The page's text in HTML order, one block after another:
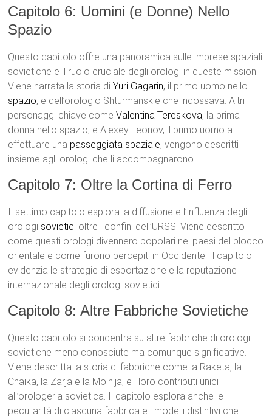
Capitolo 6: Uomini (e Donne) Nello
Spazio
Questo capitolo offre una panoramica sulle imprese spaziali
sovietiche e il ruolo cruciale degli orologi in queste missioni.
Viene narrata la storia diYuri Gagarin, il primo uomo nello
spazio, e dell’orologio Shturmanskie che indossava. Altri
personaggi chiave comeValentina Tereskova, la prima
donna nello spazio, e Alexey Leonov, il primo uomo a
effettuare una passeggiata spaziale, vengono descritti
insieme agli orologi che li accompagnarono.
Capitolo 7: Oltre la Cortina di Ferro
Il settimo capitolo esplora la diffusione e l’influenza degli
orologi sovietici oltre i confini dell’URSS. Viene descritto
come questi orologi divennero popolari nei paesi del blocco
orientale e come furono percepiti in Occidente. Il capitolo
evidenzia le strategie di esportazione e la reputazione
internazionale degli orologi sovietici.
Capitolo 8: Altre Fabbriche Sovietiche
Questo capitolo si concentra su altre fabbriche di orologi
sovietiche meno conosciute ma comunque significative.
Viene descritta la storia di fabbriche come la Raketa, la
Chaika, la Zarja e la Molnija, e i loro contributi unici
all’orologeria sovietica. Il capitolo esplora anche le
peculiarità di ciascuna fabbrica e i modelli distintivi che